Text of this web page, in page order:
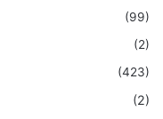
(99)
(2)
(423)
(2)